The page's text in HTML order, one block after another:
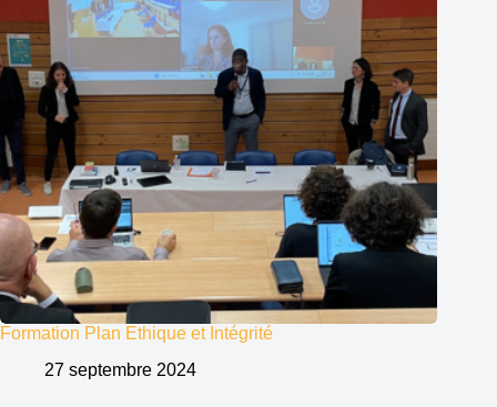
Formation Plan Ethique et Intégrité
27 septembre 2024